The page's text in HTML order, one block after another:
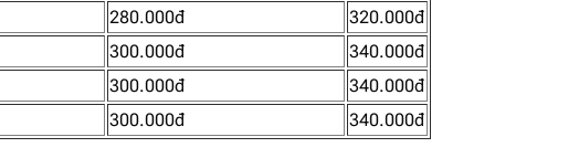
280.000đ
320.000đ
300.000đ
340.000đ
300.000đ
340.000đ
300.000đ
340.000đ